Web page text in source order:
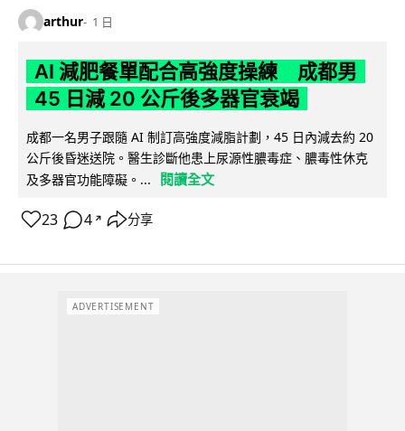
arthur 1 日
AI 減肥餐單配合高強度操練 成都男
45 日減 20 公斤後多器官衰竭
成都一名男子跟隨 AI 制訂高強度減脂計劃，45 日內減去約 20
公斤後昏迷送院。醫生診斷他患上尿源性膿毒症、膿毒性休克
及多器官功能障礙。...
閱讀全文
23 4 ↗ 分享
ADVERTISEMENT